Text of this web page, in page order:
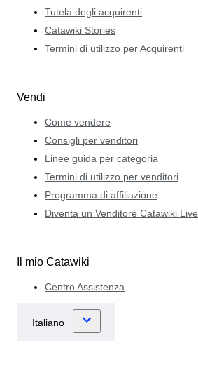
Tutela degli acquirenti
Catawiki Stories
Termini di utilizzo per Acquirenti
Vendi
Come vendere
Consigli per venditori
Linee guida per categoria
Termini di utilizzo per venditori
Programma di affiliazione
Diventa un Venditore Catawiki Live
Il mio Catawiki
Centro Assistenza